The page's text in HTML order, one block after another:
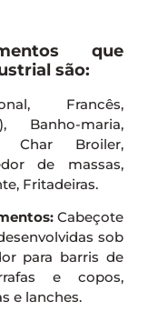
que
são:
Francês,
Banho-maria,
Char Broiler,
de massas,
Fritadeiras.
Cabeçote
sob
para barris de
e copos,
e lanches.